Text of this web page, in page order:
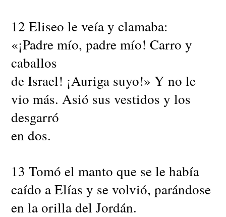
12 Eliseo le veía y clamaba:
«¡Padre mío, padre mío! Carro y
caballos
de Israel! ¡Auriga suyo!» Y no le
vio más. Asió sus vestidos y los
desgarró
en dos.
13 Tomó el manto que se le había
caído a Elías y se volvió, parándose
en la orilla del Jordán.